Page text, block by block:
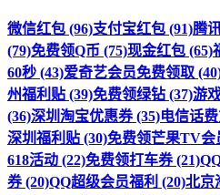
微信红包 (96)支付宝红包 (91)腾
(79)免费领Q币 (75)现金红包 (65)
60秒 (43)爱奇艺会员免费领取
州福利贴 (39)免费领绿钻 (37)游
(36)深圳淘宝优惠券 (35)电信话
深圳福利贴 (30)免费领芒果TV会
618活动 (22)免费领打车券 (21)
券 (20)QQ超级会员福利 (20)北京